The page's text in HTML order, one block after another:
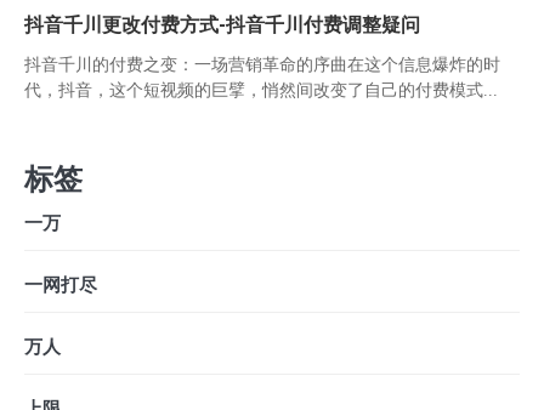
抖音千川更改付费方式-抖音千川付费调整疑问
抖音千川的付费之变：一场营销革命的序曲在这个信息爆炸的时
代，抖音，这个短视频的巨擘，悄然间改变了自己的付费模式...
标签
一万
一网打尽
万人